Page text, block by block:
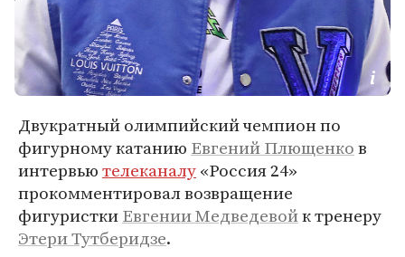
Двукратный олимпийский чемпион по
фигурному катанию Евгений Плющенков
интервьютелеканалу«Россия 24»
прокомментировал возвращение
фигуристкиЕвгении Медведевойк тренеру
Этери Тутберидзе.